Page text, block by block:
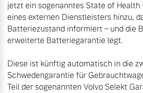
jetzt ein sogenanntes State of Health
eines externen Dienstleisters hinzu,
Batteriezustand informiert – und die
erweiterte Batteriegarantie legt.
Diese ist künftig automatisch in die
Schwedengarantie für
Teil der sogenannten Volvo Selekt